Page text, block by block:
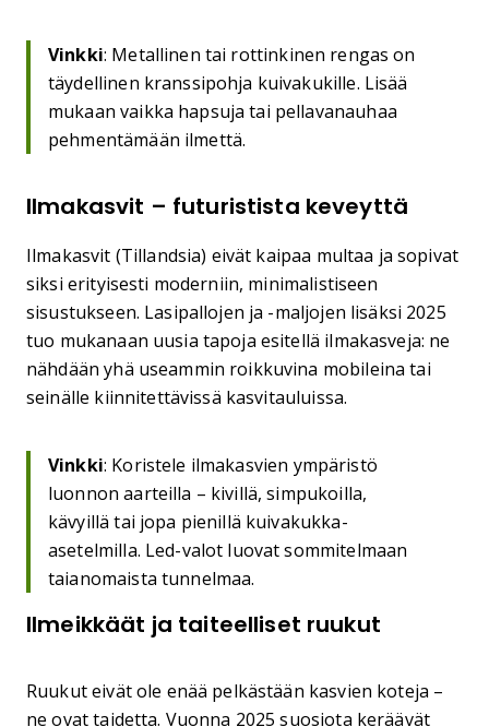
Vinkki: Metallinen tai rottinkinen rengas on
täydellinen kranssipohja kuivakukille. Lisää
mukaan vaikka hapsuja tai pellavanauhaa
pehmentämään ilmettä.
Ilmakasvit – futuristista keveyttä
Ilmakasvit (Tillandsia) eivät kaipaa multaa ja sopivat
siksi erityisesti moderniin, minimalistiseen
sisustukseen. Lasipallojen ja -maljojen lisäksi 2025
tuo mukanaan uusia tapoja esitellä ilmakasveja: ne
nähdään yhä useammin roikkuvina mobileina tai
seinälle kiinnitettävissä kasvitauluissa.
Vinkki: Koristele ilmakasvien ympäristö
luonnon aarteilla – kivillä, simpukoilla,
kävyillä tai jopa pienillä kuivakukka-
asetelmilla. Led-valot luovat sommitelmaan
taianomaista tunnelmaa.
Ilmeikkäät ja taiteelliset ruukut
Ruukut eivät ole enää pelkästään kasvien koteja –
ne ovat taidetta. Vuonna 2025 suosiota keräävät